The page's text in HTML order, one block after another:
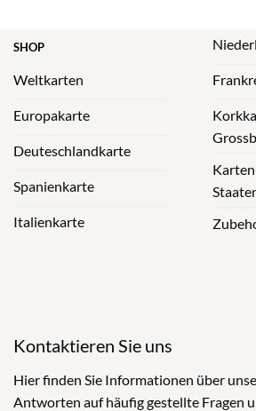
SHOP
Weltkarten
Europakarte
Deuteschlandkarte
Spanienkarte
Italienkarte
Kontaktieren Sie uns
Hier finden Sie Informationen über
Antworten auf häufig gestellte Fragen